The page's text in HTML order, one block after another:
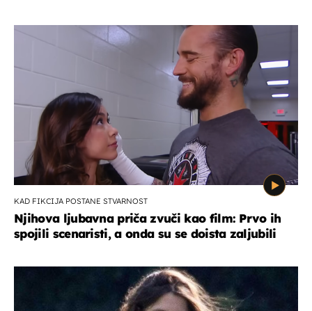
KAD FIKCIJA POSTANE STVARNOST
Njihova ljubavna priča zvuči kao film: Prvo ih
spojili scenaristi, a onda su se doista zaljubili